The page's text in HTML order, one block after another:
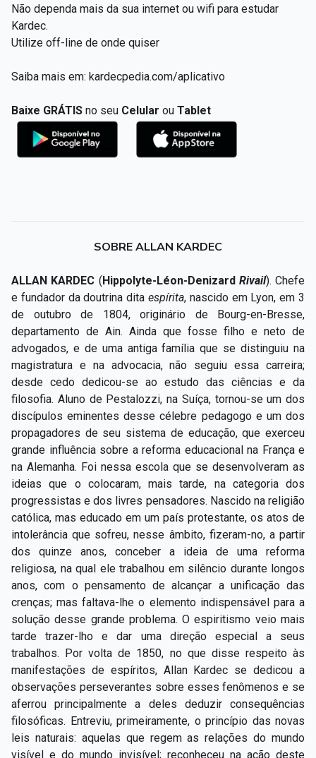
Não dependa mais da sua internet ou wifi para estudar
Kardec.
Utilize off-line de onde quiser
Saiba mais em: kardecpedia.com/aplicativo
Baixe GRÁTIS no seu Celular ou Tablet
SOBRE ALLAN KARDEC
ALLAN KARDEC ( Hippolyte-Léon-Denizard Rivail). Chefe
e fundador da doutrina dita espírita, nascido em Lyon, em 3
de outubro de 1804, originário de Bourg-en-Bresse,
departamento de Ain. Ainda que fosse filho e neto de
advogados, e de uma antiga família que se distinguiu na
magistratura e na advocacia, não seguiu essa carreira;
desde cedo dedicou-se ao estudo das ciências e da
filosofia. Aluno de Pestalozzi, na Suíça, tornou-se um dos
discípulos eminentes desse célebre pedagogo e um dos
propagadores de seu sistema de educação, que exerceu
grande influência sobre a reforma educacional na França e
na Alemanha. Foi nessa escola que se desenvolveram as
ideias que o colocaram, mais tarde, na categoria dos
progressistas e dos livres pensadores. Nascido na religião
católica, mas educado em um país protestante, os atos de
intolerância que sofreu, nesse âmbito, fizeram-no, a partir
dos quinze anos, conceber a ideia de uma reforma
religiosa, na qual ele trabalhou em silêncio durante longos
anos, com o pensamento de alcançar a unificação das
crenças; mas faltava-lhe o elemento indispensável para a
solução desse grande problema. O espiritismo veio mais
tarde trazer-lho e dar uma direção especial a seus
trabalhos. Por volta de 1850, no que disse respeito às
manifestações de espíritos, Allan Kardec se dedicou a
observações perseverantes sobre esses fenômenos e se
aferrou principalmente a deles deduzir consequências
filosóficas. Entreviu, primeiramente, o princípio das novas
leis naturais: aquelas que regem as relações do mundo
visível e do mundo invisível; reconheceu na ação deste